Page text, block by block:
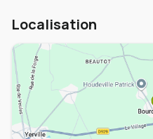
Localisation